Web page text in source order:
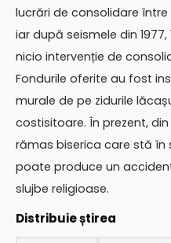
lucrări de consolidare între
iar după seismele din
nicio intervenție de
Fondurile oferite au fost
murale de pe zidurile
costisitoare. În prezent,
rămas biserica care stă în
poate produce un
slujbe religioase.
Distribuie știrea